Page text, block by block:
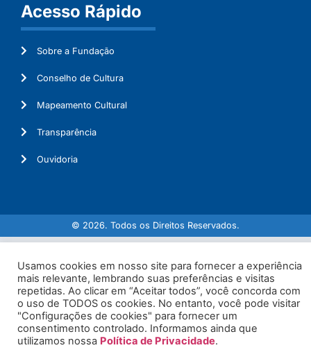
Acesso Rápido
Sobre a Fundação
Conselho de Cultura
Mapeamento Cultural
Transparência
Ouvidoria
© 2026. Todos os Direitos Reservados.
Usamos cookies em nosso site para fornecer a experiência
mais relevante, lembrando suas preferências e visitas
repetidas. Ao clicar em “Aceitar todos”, você concorda com
o uso de TODOS os cookies. No entanto, você pode visitar
"Configurações de cookies" para fornecer um
consentimento controlado. Informamos ainda que
utilizamos nossa Política de Privacidade.